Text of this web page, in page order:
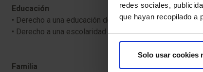
redes sociales,
que hayan recopilado a
Solo usar cookies
Educación
• Derecho a una educación de calidad.
• Derecho a una escolaridad inclusiva y con el apoyo
Familia